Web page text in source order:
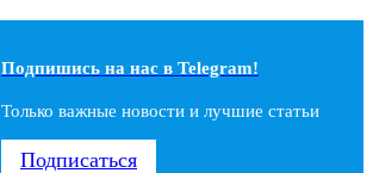
Подпишись на наc в Telegram!
Только важные новости и лучшие статьи
Подписаться